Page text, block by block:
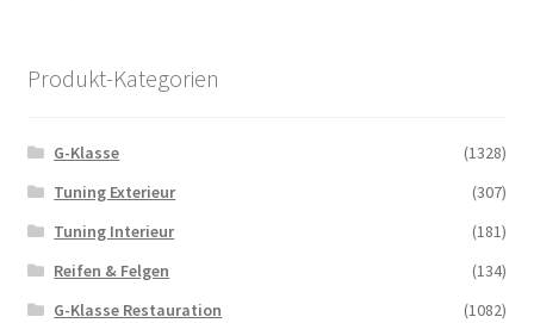
Produkt-Kategorien
G-Klasse
(1328)
Tuning Exterieur
(307)
Tuning Interieur
(181)
Reifen & Felgen
(134)
G-Klasse Restauration
(1082)